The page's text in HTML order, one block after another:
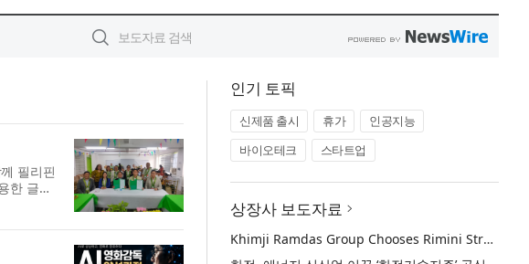
필리핀
한 글로
인기 토픽
신제품 출시 휴가
인공지능
바이오테크
스타트업
상장사 보도자료
Khimji Ramdas Group Chooses Rimini Street to Reduce SAP Support Costs, Protect 700+ Customizations and Reinvest Savings in Innovation